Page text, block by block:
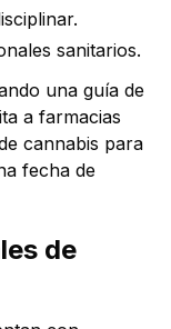
sanitarios.
una guía de
a farmacias
cannabis para
fecha de
de